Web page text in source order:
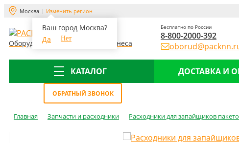
Москва Изменить регион
Ваш город Москва?
Да
Нет
Оборудование для склада и бизнеса
Бесплатно по России
8-800-2000-392
КАТАЛОГ ДОСТАВКА И
ОБРАТНЫЙ ЗВОНОК
Главная Запчасти и расходники Расходники для запайщиков